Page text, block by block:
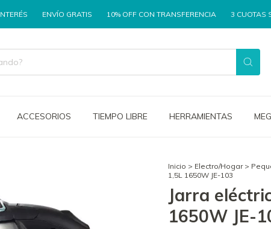
ENVÍO GRATIS 10% OFF CON TRANSFERENCIA 3 CUOTAS SIN INTERÉS
ACCESORIOS TIEMPO LIBRE HERRAMIENTAS
Inicio > Electro/Hogar >
1,5L 1650W JE-103
Jarra
1650W JE-